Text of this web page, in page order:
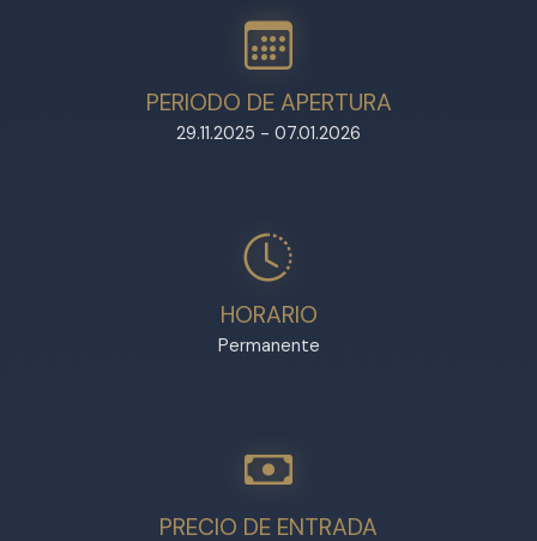
PERIODO DE APERTURA
29.11.2025 - 07.01.2026
HORARIO
Permanente
PRECIO DE ENTRADA